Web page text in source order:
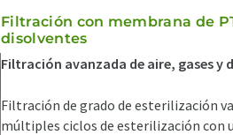
Filtración con membrana de
disolventes
Filtración avanzada de aire, gases y
Filtración de grado de esterilización
múltiples ciclos de esterilización con